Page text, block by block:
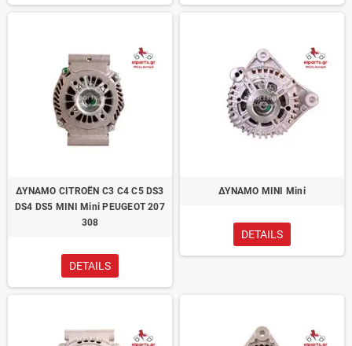
ΔΥΝΑΜΟ CITROËN C3 C4 C5 DS3
DS4 DS5 MINI Mini PEUGEOT 207
308
DETAILS
ΔΥΝΑΜΟ MINI Mini
DETAILS